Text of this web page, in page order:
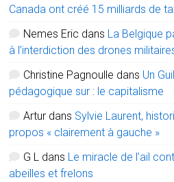
Canada ont créé 15 milliards de
Nemes Eric dans La Belgique
à l’interdiction des drones
Christine Pagnoulle dans Un
pédagogique sur : le capitalisme
Artur dans Sylvie Laurent,
propos « clairement à gauche »
G L dans Le miracle de l’ail
abeilles et frelons